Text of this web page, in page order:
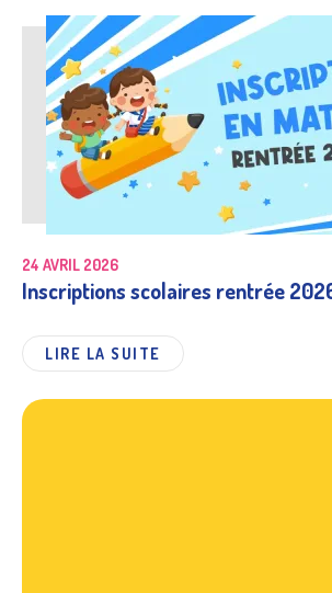
24 AVRIL 2026
Inscriptions scolaires rentrée
LIRE LA SUITE